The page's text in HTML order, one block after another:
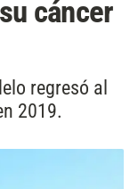
cáncer
regresó al
2019.